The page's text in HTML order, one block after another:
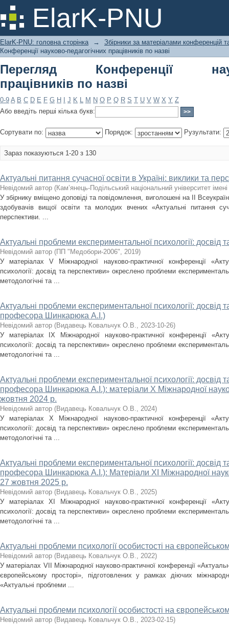
ElarK-PNU
Перегляд Конференції науково-
ElarK-PNU: головна сторінка →
Збірники за матеріалами конференцій
Конференції науково-педагогічних працівників по назві
Перегляд Конференції
працівників по назві
0-9 A B C D E F G H J K L M N O P Q R S T U V W X Y Z
Або введіть перші кілька букв:
Сортувати по: Порядок: Рузультати:
Зараз показуються 1-20 з 130
Актуальні питання сучасної освіти в Україні: виклики та
Невідомий автор (Кам’янець-Подільський національний університет
У збірнику вміщено доповіді та повідомлення, виголошені на ІІ
здобувачів вищої освіти та молодих вчених «Актуальні питання
перспективи. ...
Актуальні проблеми експериментальної психології: досвід
Невідомий автор (ПП "Медобори-2006", 2019)
У матеріалах V Міжнародної науково-практичної конференції
психології: досвід та перспективи» окреслено проблеми
методологічні та ...
Актуальні проблеми експериментальної психології: досвід
професора Шинкарюка А.І.)
Невідомий автор (Видавець Ковальчук О.В., 2023-10-26)
У матеріалах IX Міжнародної науково-практичної конференції
психології: досвід та перспективи» окреслено проблеми
методологічні та ...
Актуальні проблеми експериментальної психології: досвід
професора Шинкарюка А.І.): матеріали X Міжнародної
жовтня 2024 р.
Невідомий автор (Видавець Ковальчук О.В., 2024)
У матеріалах X Міжнародної науково-практичної конференції
психології: досвід та перспективи» окреслено проблеми
методологічні та ...
Актуальні проблеми експериментальної психології: досвід
професора Шинкарюка А.І.): Матеріали XІ Міжнародної
27 жовтня 2025 р.
Невідомий автор (Видавець Ковальчук О.В., 2025)
У матеріалах XІ Міжнародної науково-практичної конференції
психології: досвід та перспективи» окреслено проблеми
методологічні та ...
Актуальні проблеми психології особистості на
Невідомий автор (Видавець Ковальчук О.В., 2022)
У матеріалах VІІ Міжнародної науково-практичної конференції
європейському просторі», підготовлених у рамках діючих
«Актуальні проблеми ...
Актуальні проблеми психології особистості на
Невідомий автор (Видавець Ковальчук О.В., 2023-02-15)